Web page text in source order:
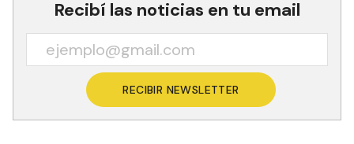
Recibí las noticias en tu email
RECIBIR NEWSLETTER